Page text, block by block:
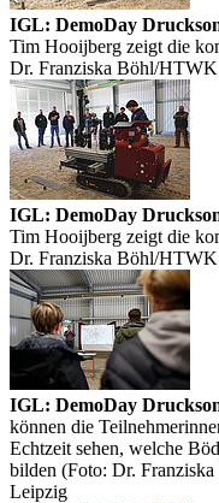
IGL: DemoDay
Tim Hooijberg zeigt die
Dr. Franziska Böhl/
IGL: DemoDay
Tim Hooijberg zeigt die
Dr. Franziska Böhl/
IGL: DemoDay
können die
Echtzeit sehen, welche
bilden (Foto: Dr.
Leipzig